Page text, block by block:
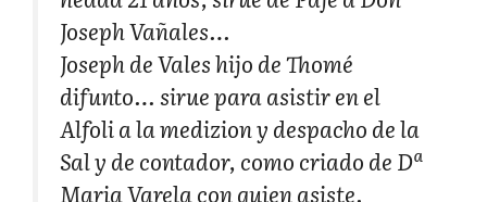
Joseph Vañales…
Joseph de Vales hijo de Thomé
difunto… sirue para asistir en el
Alfoli a la medizion y despacho de la
Sal y de contador, como criado de Dª
Maria Varela con quien asiste.